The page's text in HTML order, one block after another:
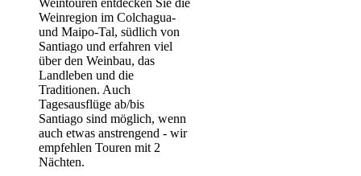
Weinregion im Colchagua-
und Maipo-Tal, südlich von
Santiago und erfahren viel
über den Weinbau, das
Landleben und die
Traditionen. Auch
Tagesausflüge ab/bis
Santiago sind möglich, wenn
auch etwas anstrengend - wir
empfehlen Touren mit 2
Nächten.